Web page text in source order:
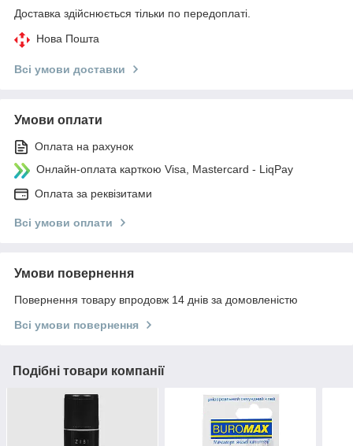
Доставка здійснюється тільки по передоплаті.
Нова Пошта
Всі умови доставки
Умови оплати
Оплата на рахунок
Онлайн-оплата карткою Visa, Mastercard - LiqPay
Оплата за реквізитами
Всі умови оплати
Умови повернення
Повернення товару впродовж 14 днів за домовленістю
Всі умови повернення
Подібні товари компанії